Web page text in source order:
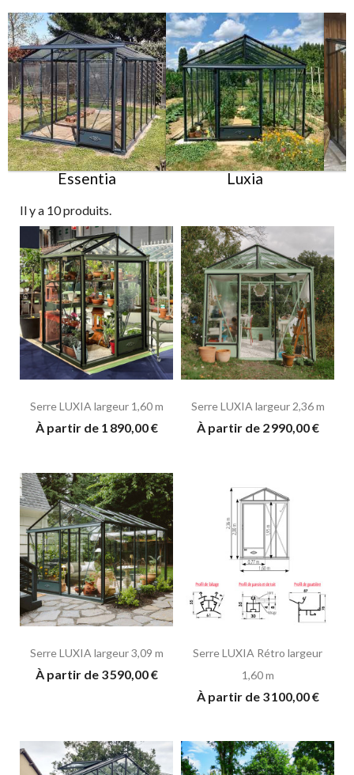
Essentia Luxia
Il y a 10 produits.
Serre LUXIA largeur 1,60 m
À partir de 1 890,00 €
Serre LUXIA largeur 2,36 m
À partir de 2 990,00 €
Serre LUXIA largeur 3,09 m
À partir de 3 590,00 €
Serre LUXIA Rétro largeur
1,60 m
À partir de 3 100,00 €